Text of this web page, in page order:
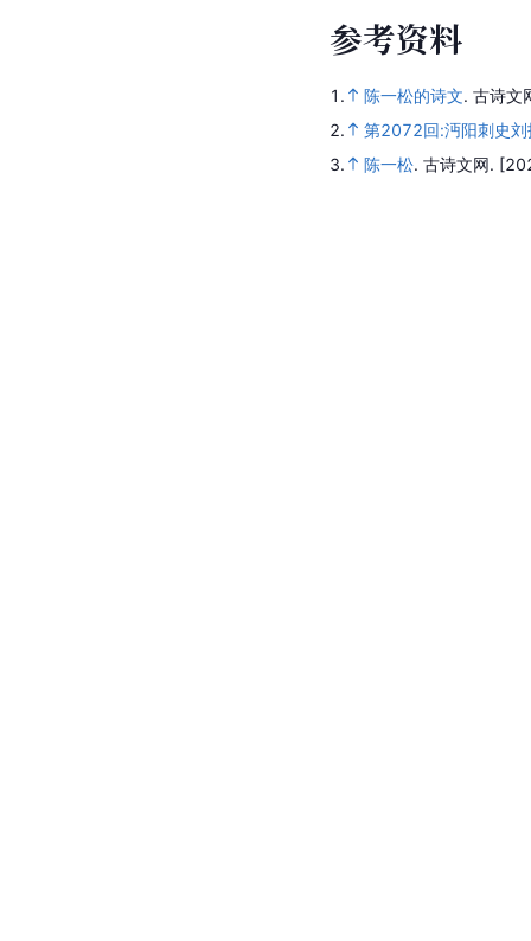
参考资料
1. 陈一松的诗文. 古诗文
2.
第2072回:沔阳刺史
3.
陈一松. 古诗文网.